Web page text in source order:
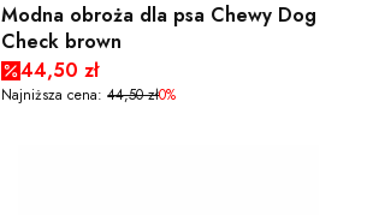
Modna obroża dla psa Chewy Dog
Check brown
Cena promocyjna
44,50 zł
Najniższa cena: 44,50 zł0%